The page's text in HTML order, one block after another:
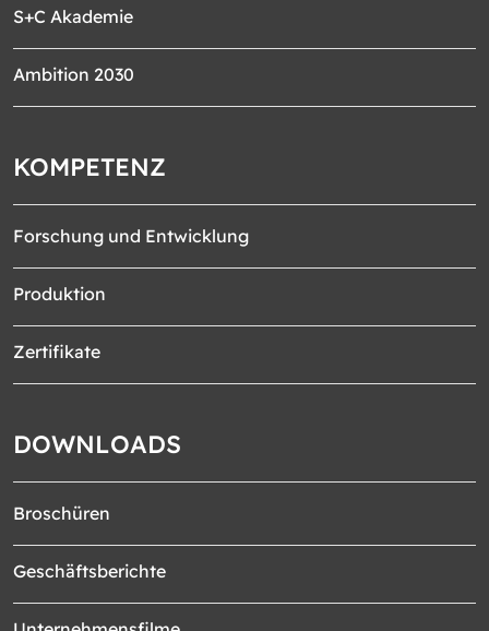
S+C Akademie
Ambition 2030
KOMPETENZ
Forschung und Entwicklung
Produktion
Zertifikate
DOWNLOADS
Broschüren
Geschäftsberichte